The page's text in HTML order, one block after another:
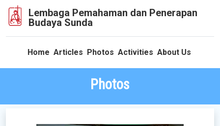
Lembaga Pemahaman dan Penerapan
Budaya Sunda
Home Articles Photos Activities About Us
Photos